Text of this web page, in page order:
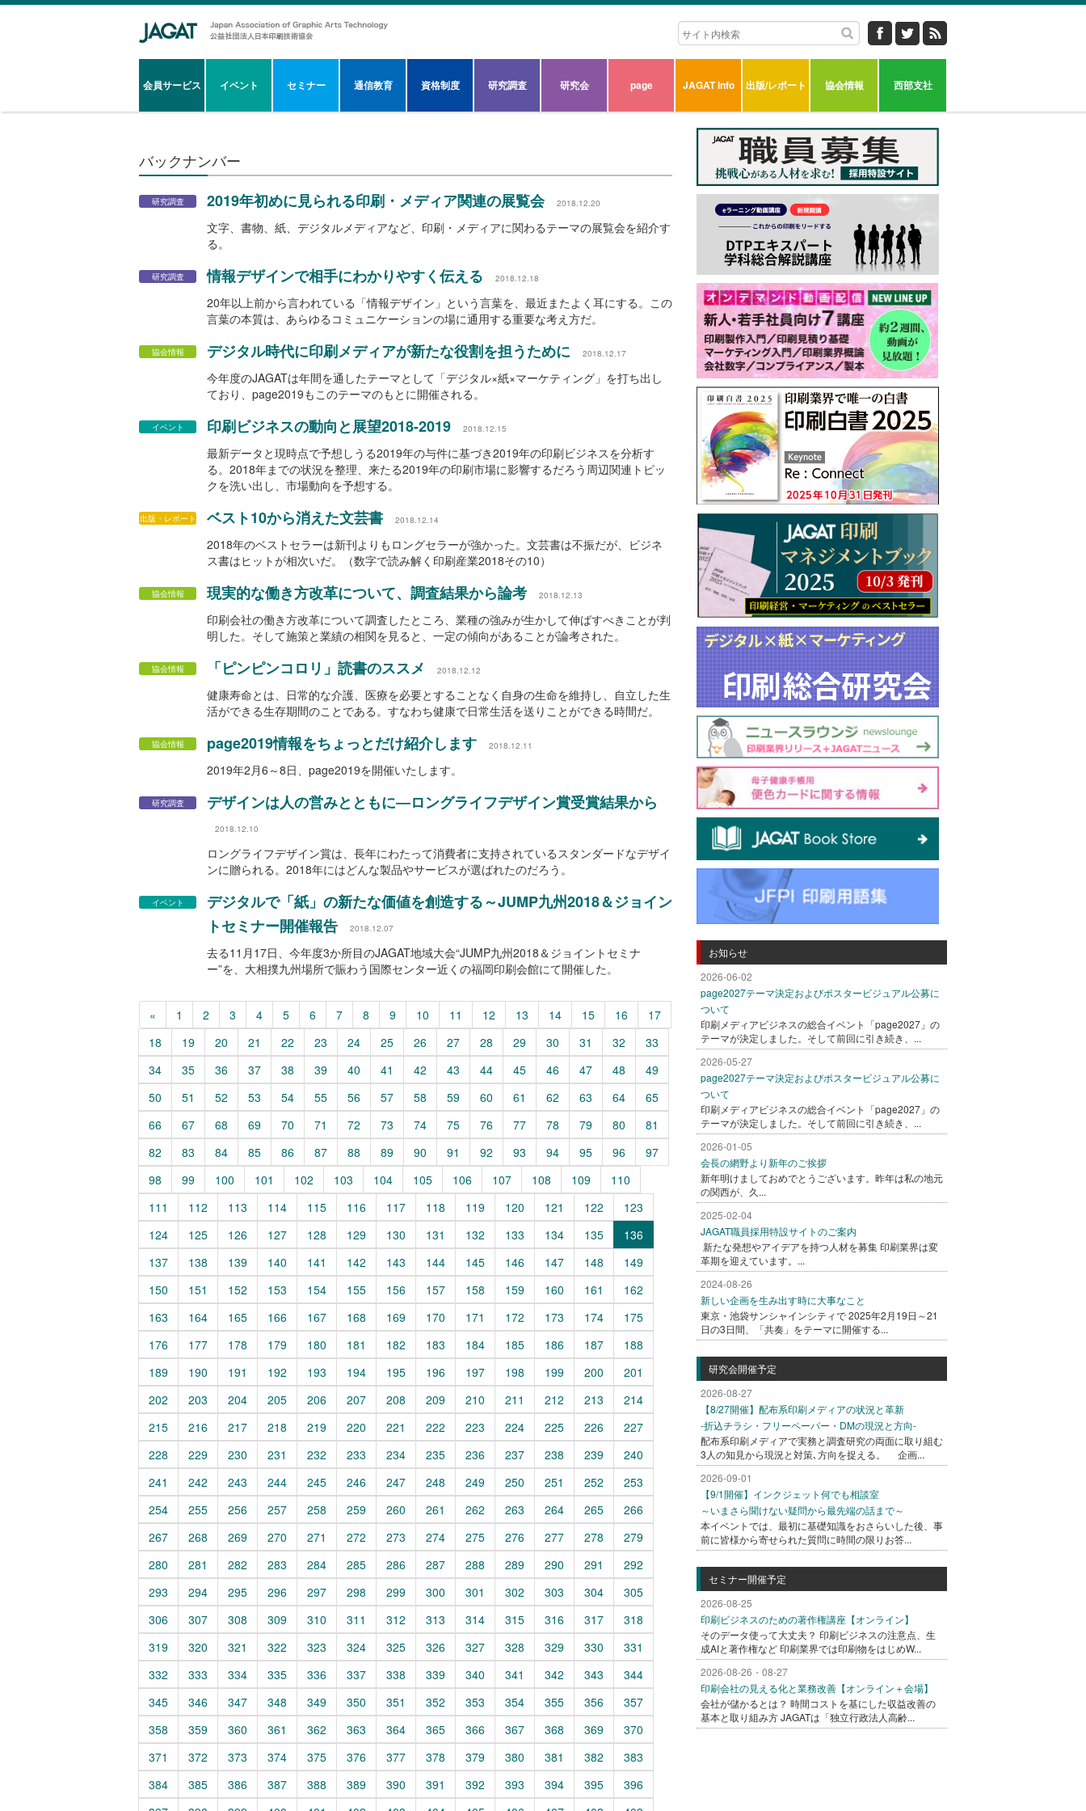
会員サービス イベント セミナー 通信教育 資格制度 研究調査 研究会 page JAGAT info 出版/レポート 協会情報 西部支社
バックナンバー
研究調査 2019年初めに見られる印刷・メディア関連の展覧会 2018.12.20
文字、書物、紙、デジタルメディアなど、印刷・メディアに関わるテーマの展覧会を紹介す
る。
研究調査 情報デザインで相手にわかりやすく伝える 2018.12.18
20年以上前から言われている「情報デザイン」という言葉を、最近またよく耳にする。この
言葉の本質は、あらゆるコミュニケーションの場に通用する重要な考え方だ。
協会情報 デジタル時代に印刷メディアが新たな役割を担うために 2018.12.17
今年度のJAGATは年間を通したテーマとして「デジタル×紙×マーケティング」を打ち出し
ており、page2019もこのテーマのもとに開催される。
イベント 印刷ビジネスの動向と展望2018-2019 2018.12.15
最新データと現時点で予想しうる2019年の与件に基づき2019年の印刷ビジネスを分析す
る。2018年までの状況を整理、来たる2019年の印刷市場に影響するだろう周辺関連トピッ
クを洗い出し、市場動向を予想する。
出版・レポート ベスト10から消えた文芸書 2018.12.14
2018年のベストセラーは新刊よりもロングセラーが強かった。文芸書は不振だが、ビジネ
ス書はヒットが相次いだ。（数字で読み解く印刷産業2018その10）
協会情報 現実的な働き方改革について、調査結果から論考 2018.12.13
印刷会社の働き方改革について調査したところ、業種の強みが生かして伸ばすべきことが判
明した。そして施策と業績の相関を見ると、一定の傾向があることが論考された。
協会情報 「ピンピンコロリ」読書のススメ 2018.12.12
健康寿命とは、日常的な介護、医療を必要とすることなく自身の生命を維持し、自立した生
活ができる生存期間のことである。すなわち健康で日常生活を送りことができる時間だ。
協会情報 page2019情報をちょっとだけ紹介します 2018.12.11
2019年2月6～8日、page2019を開催いたします。
研究調査 デザインは人の営みとともに―ロングライフデザイン賞受賞結果から
2018.12.10
ロングライフデザイン賞は、長年にわたって消費者に支持されているスタンダードなデザイ
ンに贈られる。2018年にはどんな製品やサービスが選ばれたのだろう。
イベント
デジタルで「紙」の新たな価値を創造する～JUMP九州2018＆ジョイン
トセミナー開催報告
2018.12.07
去る11月17日、今年度3か所目のJAGAT地域大会“JUMP九州2018＆ジョイントセミナ
ー”を、大相撲九州場所で賑わう国際センター近くの福岡印刷会館にて開催した。
« 1 2 3 4 5 6 7 8 9 10 11 12 13 14 15 16
17
18
19 20 21 22 23 24 25 26 27 28 29 30 31 32
33
34
35 36 37 38 39 40 41 42 43 44 45 46 47 48
49
50
51 52 53 54 55 56 57 58 59 60 61 62 63 64
65
66
67 68 69 70 71 72 73 74 75 76 77 78 79 80
81
82
83 84 85 86 87 88 89 90 91 92 93 94 95 96
97
98
99 100 101 102 103 104 105 106 107 108 109
110
111
112 113 114 115 116 117 118 119 120 121 122
123
124
125 126 127 128 129 130 131 132 133 134 135
136
137
138 139 140 141 142 143 144 145 146 147 148
149
150
151 152 153 154 155 156 157 158 159 160 161
162
163
164 165 166 167 168 169 170 171 172 173 174
175
176
177 178 179 180 181 182 183 184 185 186 187
188
189
190 191 192 193 194 195 196 197 198 199 200
201
202
203 204 205 206 207 208 209 210 211 212 213
214
215
216 217 218 219 220 221 222 223 224 225 226
227
228
229 230 231 232 233 234 235 236 237 238 239
240
241
242 243 244 245 246 247 248 249 250 251 252
253
254
255 256 257 258 259 260 261 262 263 264 265
266
267
268 269 270 271 272 273 274 275 276 277 278
279
280
281 282 283 284 285 286 287 288 289 290 291
292
293
294 295 296 297 298 299 300 301 302 303 304
305
306
307 308 309 310 311 312 313 314 315 316 317
318
319
320 321 322 323 324 325 326 327 328 329 330
331
332
333 334 335 336 337 338 339 340 341 342 343
344
345
346 347 348 349 350 351 352 353 354 355 356
357
358
359 360 361 362 363 364 365 366 367 368 369
370
371
372 373 374 375 376 377 378 379 380 381 382
383
384
385 386 387 388 389 390 391 392 393 394 395
396
お知らせ
2026-06-02
page2027テーマ決定およびポスタービジュアル公募に
ついて
印刷メディアビジネスの総合イベント「page2027」の
テーマが決定しました。そして前回に引き続き、...
2026-05-27
page2027テーマ決定およびポスタービジュアル公募に
ついて
印刷メディアビジネスの総合イベント「page2027」の
テーマが決定しました。そして前回に引き続き、...
2026-01-05
会長の網野より新年のご挨拶
新年明けましておめでとうございます。昨年は私の地元
の関西が、久...
2025-02-04
JAGAT職員採用特設サイトのご案内
新たな発想やアイデアを持つ人材を募集 印刷業界は変
革期を迎えています。...
2024-08-26
新しい企画を生み出す時に大事なこと
東京・池袋サンシャインシティで 2025年2月19日～21
日の3日間、「共奏」をテーマに開催する...
研究会開催予定
2026-08-27
【8/27開催】配布系印刷メディアの状況と革新
-折込チラシ・フリーペーパー・DMの現況と方向-
配布系印刷メディアで実務と調査研究の両面に取り組む
3人の知見から現況と対策､方向を捉える。 企画...
2026-09-01
【9/1開催】インクジェット何でも相談室
～いまさら聞けない疑問から最先端の話まで～
本イベントでは、最初に基礎知識をおさらいした後、事
前に皆様から寄せられた質問に時間の限りお答...
セミナー開催予定
2026-08-25
印刷ビジネスのための著作権講座【オンライン】
そのデータ使って大丈夫？ 印刷ビジネスの注意点、生
成AIと著作権など 印刷業界では印刷物をはじめW...
2026-08-26・08-27
印刷会社の見える化と業務改善【オンライン＋会場】
会社が儲かるとは？ 時間コストを基にした収益改善の
基本と取り組み方 JAGATは「独立行政法人高齢...